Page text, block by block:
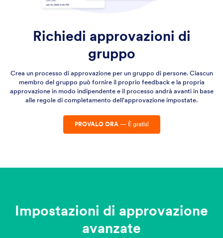
Richiedi approvazioni di
gruppo
Crea un processo di approvazione per un gruppo di persone. Ciascun
membro del gruppo può fornire il proprio feedback e la propria
approvazione in modo indipendente e il processo andrà avanti in base
alle regole di completamento dell'approvazione impostate.
PROVALO ORA— È gratis!
Impostazioni di approvazione
avanzate